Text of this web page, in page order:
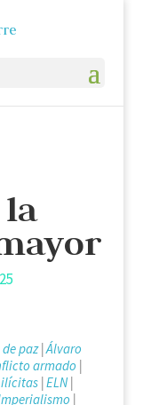
la
paz|Álvaro
armado |
|ELN|
|